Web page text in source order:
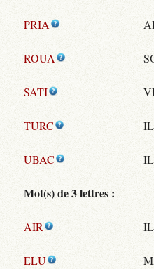
PRIA
ROUA
SATI
TURC
UBAC
Mot(s) de 3 lettres :
AIR
ELU